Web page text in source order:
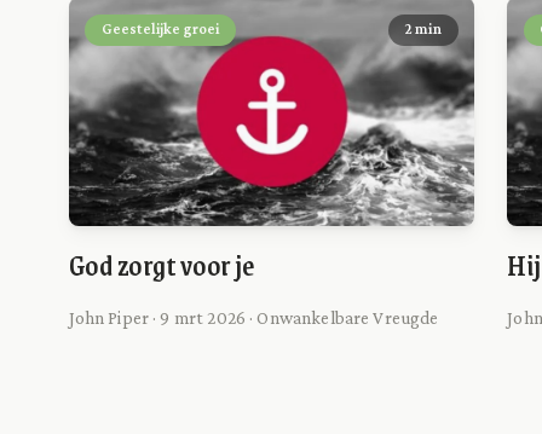
Geestelijke groei 2 min
God zorgt voor je
John Piper · 9 mrt 2026 · Onwankelbare Vreugde